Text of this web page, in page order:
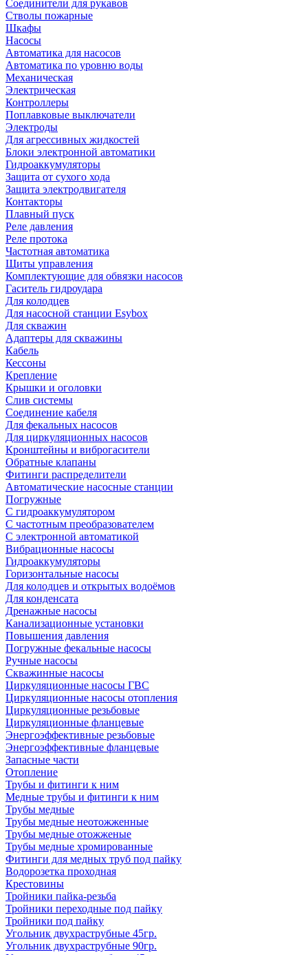
Соединители для рукавов
Стволы пожарные
Шкафы
Насосы
Автоматика для насосов
Автоматика по уровню воды
Механическая
Электрическая
Контроллеры
Поплавковые выключатели
Электроды
Для агрессивных жидкостей
Блоки электронной автоматики
Гидроаккумуляторы
Защита от сухого хода
Защита электродвигателя
Контакторы
Плавный пуск
Реле давления
Реле протока
Частотная автоматика
Щиты управления
Комплектующие для обвязки насосов
Гаситель гидроудара
Для колодцев
Для насосной станции Esybox
Для скважин
Адаптеры для скважины
Кабель
Кессоны
Крепление
Крышки и оголовки
Слив системы
Соединение кабеля
Для фекальных насосов
Для циркуляционных насосов
Кронштейны и виброгасители
Обратные клапаны
Фитинги распределители
Автоматические насосные станции
Погружные
С гидроаккумулятором
С частотным преобразователем
С электронной автоматикой
Вибрационные насосы
Гидроаккумуляторы
Горизонтальные насосы
Для колодцев и открытых водоёмов
Для конденсата
Дренажные насосы
Канализационные установки
Повышения давления
Погружные фекальные насосы
Ручные насосы
Скважинные насосы
Циркуляционные насосы ГВС
Циркуляционные насосы отопления
Циркуляционные резьбовые
Циркуляционные фланцевые
Энергоэффективные резьбовые
Энергоэффективные фланцевые
Запасные части
Отопление
Трубы и фитинги к ним
Медные трубы и фитинги к ним
Трубы медные
Трубы медные неотожженные
Трубы медные отожженые
Трубы медные хромированные
Фитинги для медных труб под пайку
Водорозетка проходная
Крестовины
Тройники пайка-резьба
Тройники переходные под пайку
Тройники под пайку
Угольник двухраструбные 45гр.
Угольник двухраструбные 90гр.